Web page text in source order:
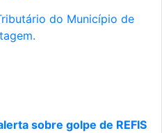
do Município de
sobre golpe de REFIS